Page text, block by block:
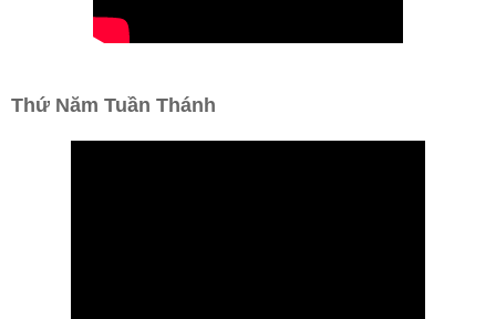
Thứ Năm Tuần Thánh